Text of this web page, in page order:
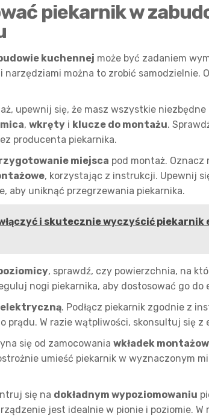
piekarnik w
kuchennej może być zadaniem
narzędziami można to zrobić samodzielnie.
upewnij się, że masz wszystkie
, wkręty i klucze do montażu.
producenta piekarnika.
miejsca pod montaż. Oznacz
, korzystając z instrukcji. Upewnij
aby uniknąć przegrzewania piekarnika.
i skutecznie wyczyścić
, sprawdź, czy powierzchnia, na
nogi piekarnika, aby dostosować go
. Podłącz piekarnik zgodnie z
prądu. W razie wątpliwości, skonsultuj się z
się od zamocowania wkładek
umieść piekarnik w wyznaczonym
się na dokładnym wypoziomowaniu
jest idealnie w pionie i poziomie.